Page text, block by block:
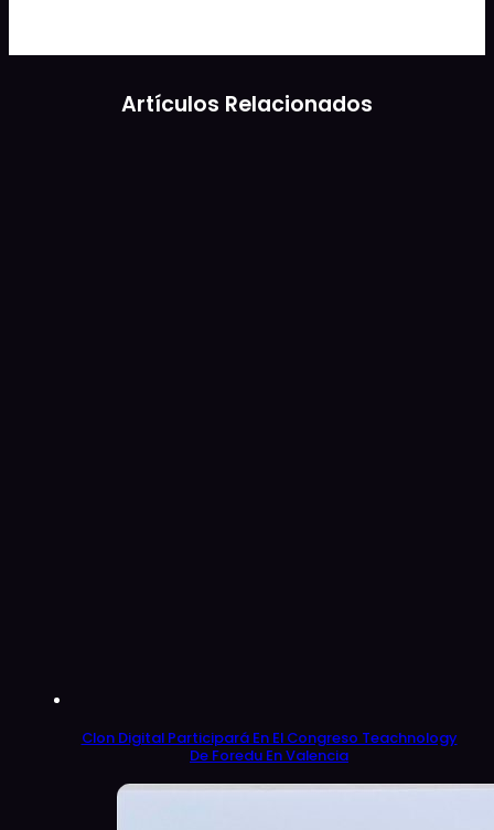
Artículos Relacionados
Clon Digital Participará En El Congreso Teachnology
De Foredu En Valencia